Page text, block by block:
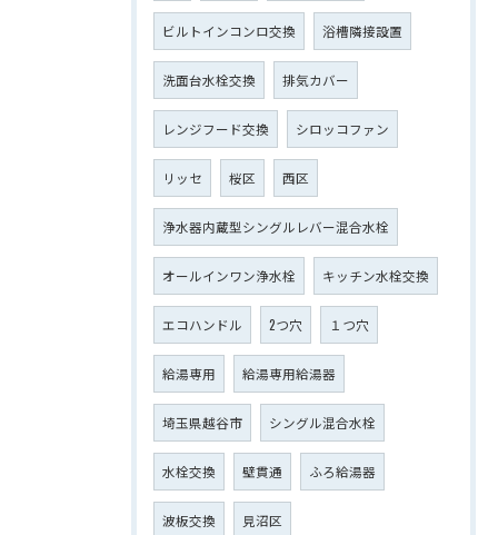
ビルトインコンロ交換 浴槽隣接設置
洗面台水栓交換 排気カバー
レンジフード交換 シロッコファン
リッセ 桜区 西区
浄水器内蔵型シングルレバー混合水栓
オールインワン浄水栓 キッチン水栓交換
エコハンドル 2つ穴 １つ穴
給湯専用 給湯専用給湯器
埼玉県越谷市 シングル混合水栓
水栓交換 壁貫通 ふろ給湯器
波板交換 見沼区